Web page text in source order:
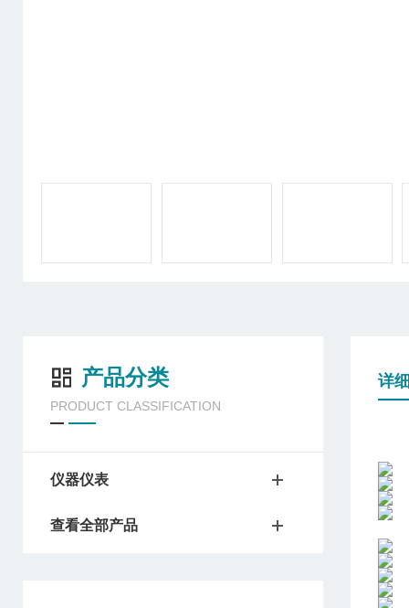
产品分类
PRODUCT CLASSIFICATION
仪器仪表
查看全部产品
详